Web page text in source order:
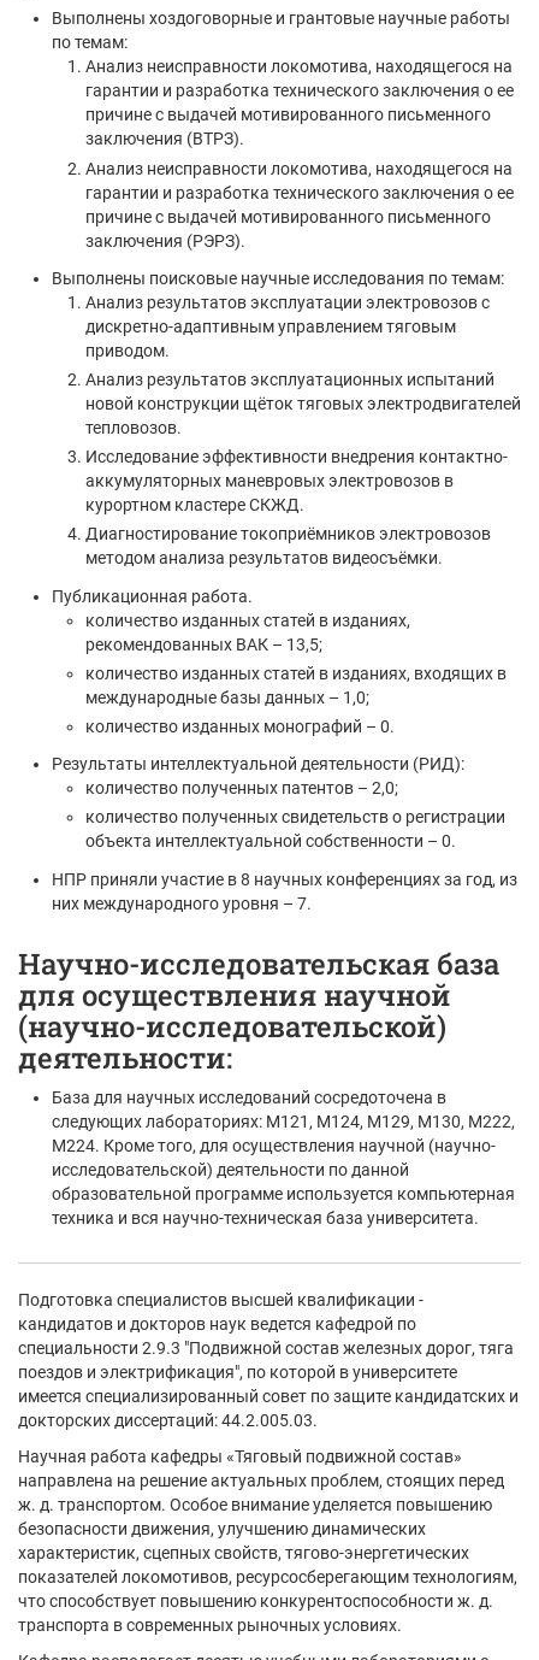
Выполнены хоздоговорные и грантовые научные работы
по темам:
Анализ неисправности локомотива, находящегося на
гарантии и разработка технического заключения о ее
причине с выдачей мотивированного письменного
заключения (ВТРЗ).
Анализ неисправности локомотива, находящегося на
гарантии и разработка технического заключения о ее
причине с выдачей мотивированного письменного
заключения (РЭРЗ).
Выполнены поисковые научные исследования по темам:
Анализ результатов эксплуатации электровозов с
дискретно-адаптивным управлением тяговым
приводом.
Анализ результатов эксплуатационных испытаний
новой конструкции щёток тяговых электродвигателей
тепловозов.
Исследование эффективности внедрения контактно-
аккумуляторных маневровых электровозов в
курортном кластере СКЖД.
Диагностирование токоприёмников электровозов
методом анализа результатов видеосъёмки.
Публикационная работа.
количество изданных статей в изданиях,
рекомендованных ВАК – 13,5;
количество изданных статей в изданиях, входящих в
международные базы данных – 1,0;
количество изданных монографий – 0.
Результаты интеллектуальной деятельности (РИД):
количество полученных патентов – 2,0;
количество полученных свидетельств о регистрации
объекта интеллектуальной собственности – 0.
НПР приняли участие в 8 научных конференциях за год, из
них международного уровня – 7.
Научно-исследовательская база
для осуществления научной
(научно-исследовательской)
деятельности:
База для научных исследований сосредоточена в
следующих лабораториях: М121, М124, М129, М130, М222,
М224. Кроме того, для осуществления научной (научно-
исследовательской) деятельности по данной
образовательной программе используется компьютерная
техника и вся научно-техническая база университета.
Подготовка специалистов высшей квалификации -
кандидатов и докторов наук ведется кафедрой по
специальности 2.9.3 "Подвижной состав железных дорог, тяга
поездов и электрификация", по которой в университете
имеется специализированный совет по защите кандидатских и
докторских диссертаций: 44.2.005.03.
Научная работа кафедры «Тяговый подвижной состав»
направлена на решение актуальных проблем, стоящих перед
ж. д. транспортом. Особое внимание уделяется повышению
безопасности движения, улучшению динамических
характеристик, сцепных свойств, тягово-энергетических
показателей локомотивов, ресурсосберегающим технологиям,
что способствует повышению конкурентоспособности ж. д.
транспорта в современных рыночных условиях.